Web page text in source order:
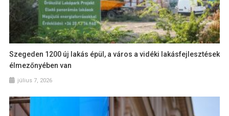
Szegeden 1200 új lakás épül, a város a vidéki lakásfejlesztések
élmezőnyében van
július 7, 2026